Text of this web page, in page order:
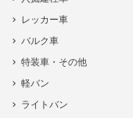
レッカー車
バルク車
特装車・その他
軽バン
ライトバン